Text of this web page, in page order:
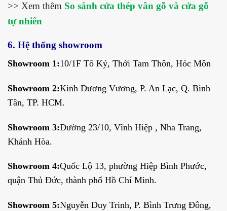
>> Xem thêm So sánh cửa thép vân gỗ và cửa gỗ
tự nhiên
6. Hệ thống showroom
Showroom 1:10/1F Tô Ký, Thới Tam Thôn, Hóc Môn
Showroom 2:Kinh Dương Vương, P. An Lạc, Q. Bình
Tân, TP. HCM.
Showroom 3:Đường 23/10, Vĩnh Hiệp , Nha Trang,
Khánh Hòa.
Showroom 4:Quốc Lộ 13, phường Hiệp Bình Phước,
quận Thủ Đức, thành phố Hồ Chí Minh.
Showroom 5:Nguyễn Duy Trinh, P. Bình Trưng Đông,